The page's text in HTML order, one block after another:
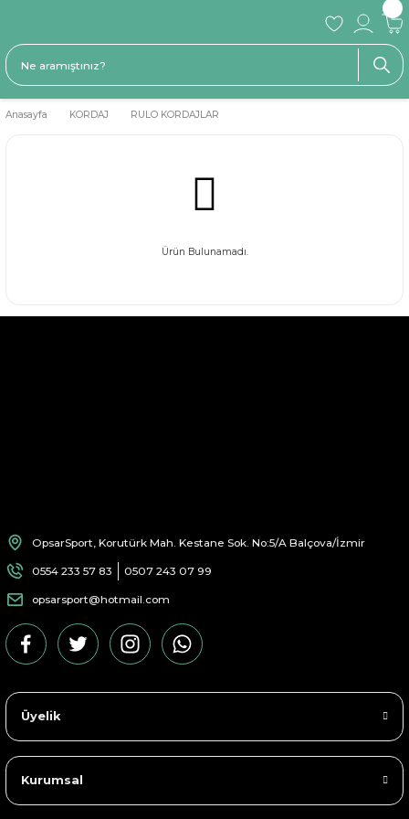
Anasayfa KORDAJ RULO KORDAJLAR
Ürün Bulunamadı.
OpsarSport, Korutürk Mah. Kestane Sok. No:5/A Balçova/İzmir
0554 233 57 83 0507 243 07 99
opsarsport@hotmail.com
Üyelik
Kurumsal